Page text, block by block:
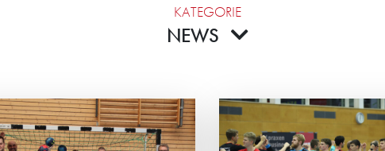
KATEGORIE
NEWS
GEGEN SPITZENREITER
SIEGESSERIE